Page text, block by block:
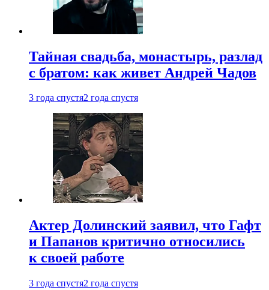
Тайная свадьба, монастырь, разлад
с братом: как живет Андрей Чадов
3 года спустя2 года спустя
Актер Долинский заявил, что Гафт
и Папанов критично относились
к своей работе
3 года спустя2 года спустя